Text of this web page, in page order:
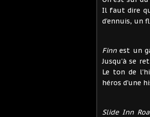
Il faut dire
d'ennuis, un
Finn est un
Jusqu'à se
Le ton de
héros d'une
Slide Inn